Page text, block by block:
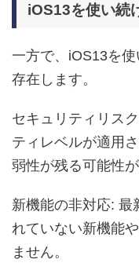
iOS13を使い続
一方で、iOS13を
存在します。
セキュリティリス
ティレベルが適用
弱性が残る可能性が
新機能の非対応: 最
れていない新機能
ません。